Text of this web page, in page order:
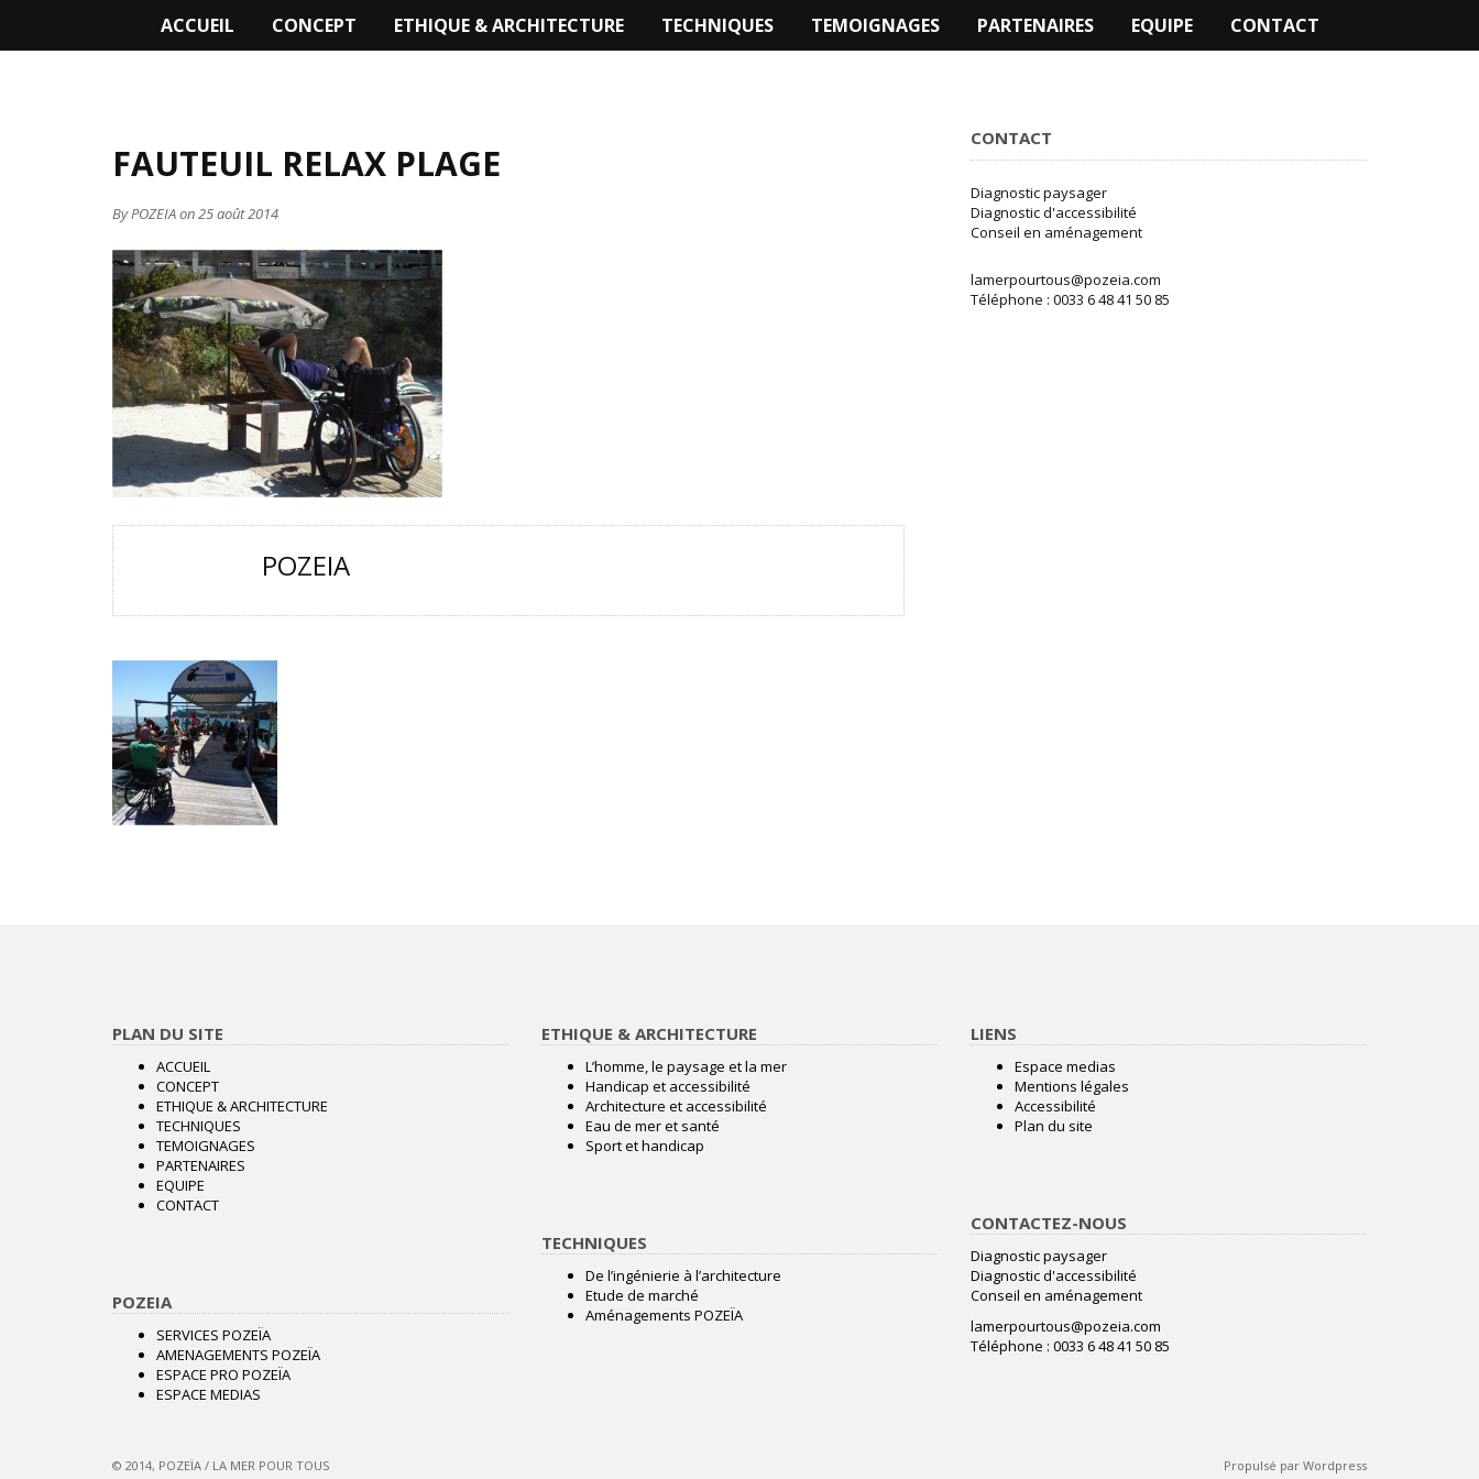
ACCUEIL CONCEPT ETHIQUE & ARCHITECTURE TECHNIQUES TEMOIGNAGES PARTENAIRES EQUIPE CONTACT
FAUTEUIL RELAX PLAGE
ByPOZEIAon 25 août 2014
POZEIA
CONTACT
Diagnostic paysager
Diagnostic d'accessibilité
Conseil en aménagement
lamerpourtous@pozeia.com
Téléphone : 0033 6 48 41 50 85
PLAN DU SITE
ACCUEIL
CONCEPT
ETHIQUE & ARCHITECTURE
TECHNIQUES
TEMOIGNAGES
PARTENAIRES
EQUIPE
CONTACT
POZEIA
SERVICES POZEÏA
AMENAGEMENTS POZEÏA
ESPACE PRO POZEÏA
ESPACE MEDIAS
ETHIQUE & ARCHITECTURE
L’homme, le paysage et la mer
Handicap et accessibilité
Architecture et accessibilité
Eau de mer et santé
Sport et handicap
TECHNIQUES
De l’ingénierie à l’architecture
Etude de marché
Aménagements POZEÏA
LIENS
Espace medias
Mentions légales
Accessibilité
Plan du site
CONTACTEZ-NOUS
Diagnostic paysager
Diagnostic d'accessibilité
Conseil en aménagement
lamerpourtous@pozeia.com
Téléphone : 0033 6 48 41 50 85
© 2014, POZEÏA / LA MER POUR TOUS Propulsé par Wordpress